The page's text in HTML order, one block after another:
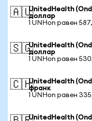
🇦🇺UnitedHealth
доллар
1 UNHon равен
🇸🇬UnitedHealth
доллар
1 UNHon равен
🇨🇭UnitedHealth
франк
1 UNHon равен
UnitedHealth